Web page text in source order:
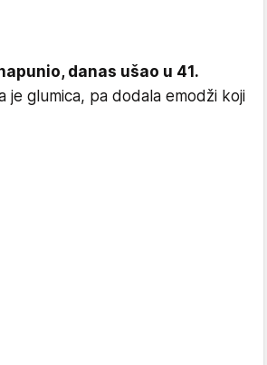
danas ušao u 41.
je glumica, pa dodala emodži koji